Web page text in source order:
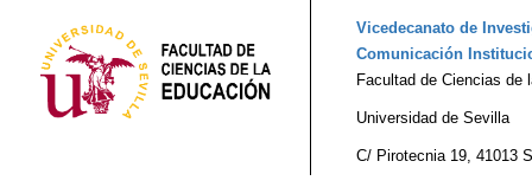
Vicedecanato de
Comunicación
Facultad de Ciencias de
Universidad de Sevilla
C/ Pirotecnia 19, 41013